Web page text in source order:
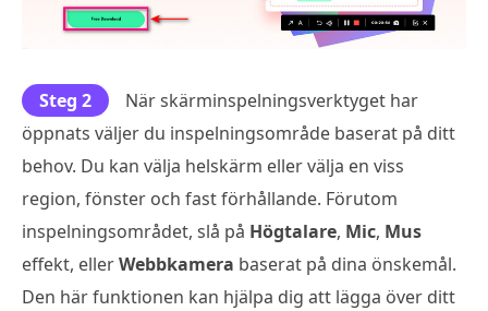
Steg 2
När skärminspelningsverktyget har
öppnats väljer du inspelningsområde baserat på ditt
behov. Du kan välja helskärm eller välja en viss
region, fönster och fast förhållande. Förutom
inspelningsområdet, slå på Högtalare, Mic, Mus
effekt, ellerWebbkamera baserat på dina önskemål.
Den här funktionen kan hjälpa dig att lägga över ditt